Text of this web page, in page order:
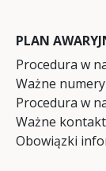
PLAN
Procedura w
Ważne
Procedura w
Ważne
Obowiązki